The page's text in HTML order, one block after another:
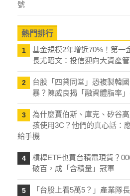
號
熱門排行
1
基金規模2年增近70%！第一
長尤昭文：投信迎向大資產
2
台股「四貸同堂」恐複製韓
暴？陳威良揭「融資體脂率
3
為什麼賈伯斯、庫克、矽谷
孩使用3C？他們的真心話：
給手機
4
槓桿ETF也買台積電現貨？
破百，成「含積量」冠軍
5
「台股上看5萬5？」產業隊